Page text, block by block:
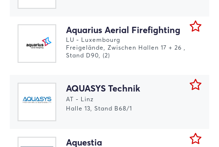
Aquarius Aerial Firefighting
LU - Luxembourg
Freigelände, Zwischen Hallen 17 + 26 ,
Stand D90, (2)
AQUASYS Technik
AT - Linz
Halle 13, Stand B68/1
Aquestia